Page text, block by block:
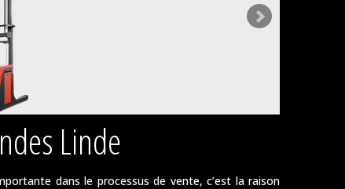
Préparateurs de commandes Linde
Transpalettes manuels Linde
Tracteurs électriques Charlatte
Linde
dans le processus de vente, c’est la raison